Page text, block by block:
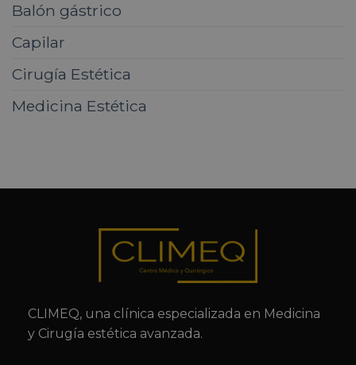
Balón gástrico
Capilar
Cirugía Estética
Medicina Estética
CLIMEQ, una clínica especializada en Medicina
y Cirugía estética avanzada.